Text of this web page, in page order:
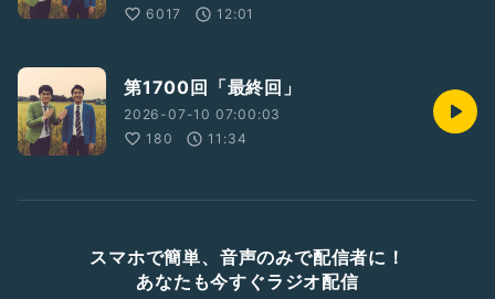
6017
12:01
第1700回「最終回」
2026-07-10 07:00:03
180
11:34
スマホで簡単、音声のみで配信者に！
あなたも今すぐラジオ配信